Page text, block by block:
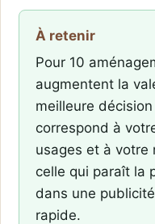
À retenir
Pour 10
augmentent la
meilleure
correspond à
usages et à votre
celle qui paraît la
dans une
rapide.